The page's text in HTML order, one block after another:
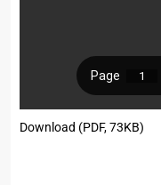
Download (PDF, 73KB)